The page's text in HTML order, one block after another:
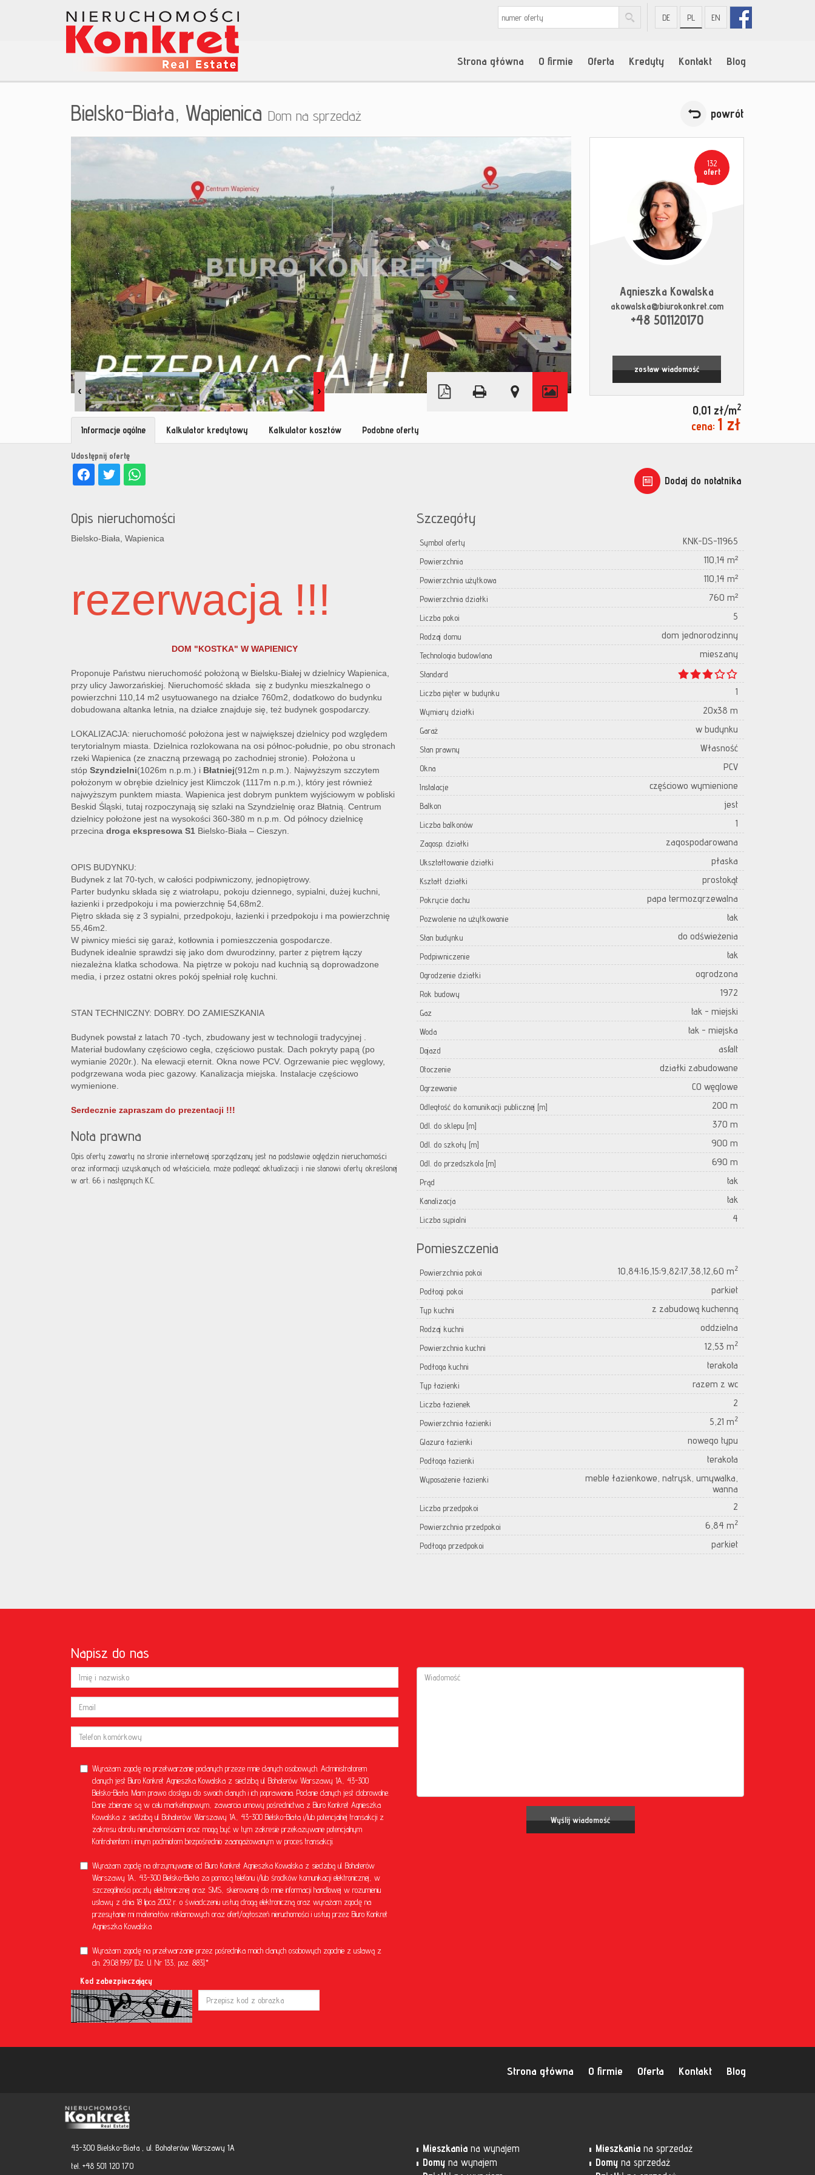
DE PL EN
Strona główna O firmie Oferta Kredyty Kontakt Blog
Bielsko-Biała, Wapienica Dom na sprzedaż powrót
Leaflet|© MapTiler ©OpenStreetMap contributors
132
ofert
Agnieszka Kowalska
akowalska@biurokonkret.com
+48 501120170
zostaw wiadomość
0,01 zł/m2
cena: 1 zł
Dodaj do notatnika
Udostępnij ofertę
Informacje ogólne Kalkulator kredytowy Kalkulator kosztów Podobne oferty
Opis nieruchomości
Bielsko-Biała, Wapienica
rezerwacja !!!
DOM "KOSTKA" W WAPIENICY
Proponuje Państwu nieruchomość położoną w Bielsku-Białej w dzielnicy Wapienica,
przy ulicy Jaworzańskiej. Nieruchomość składa się z budynku mieszkalnego o
powierzchni 110,14 m2 usytuowanego na działce 760m2, dodatkowo do budynku
dobudowana altanka letnia, na działce znajduje się, też budynek gospodarczy.
LOKALIZACJA: nieruchomość położona jest w największej dzielnicy pod względem
terytorialnym miasta. Dzielnica rozlokowana na osi północ-południe, po obu stronach
rzeki Wapienica (ze znaczną przewagą po zachodniej stronie). Położona u
stóp Szyndzielni(1026m n.p.m.) i Błatniej(912m n.p.m.). Najwyższym szczytem
położonym w obrębie dzielnicy jest Klimczok (1117m n.p.m.), który jest również
najwyższym punktem miasta. Wapienica jest dobrym punktem wyjściowym w pobliski
Beskid Śląski, tutaj rozpoczynają się szlaki na Szyndzielnię oraz Błatnią. Centrum
dzielnicy położone jest na wysokości 360-380 m n.p.m. Od północy dzielnicę
przecina droga ekspresowa S1 Bielsko-Biała – Cieszyn.
OPIS BUDYNKU:
Budynek z lat 70-tych, w całości podpiwniczony, jednopiętrowy.
Parter budynku składa się z wiatrołapu, pokoju dziennego, sypialni, dużej kuchni,
łazienki i przedpokoju i ma powierzchnię 54,68m2.
Piętro składa się z 3 sypialni, przedpokoju, łazienki i przedpokoju i ma powierzchnię
55,46m2.
W piwnicy mieści się garaż, kotłownia i pomieszczenia gospodarcze.
Budynek idealnie sprawdzi się jako dom dwurodzinny, parter z piętrem łączy
niezależna klatka schodowa. Na piętrze w pokoju nad kuchnią są doprowadzone
media, i przez ostatni okres pokój spełniał rolę kuchni.
STAN TECHNICZNY: DOBRY. DO ZAMIESZKANIA
Budynek powstał z latach 70 -tych, zbudowany jest w technologii tradycyjnej .
Materiał budowlany częściowo cegła, częściowo pustak. Dach pokryty papą (po
wymianie 2020r.). Na elewacji eternit. Okna nowe PCV. Ogrzewanie piec węglowy,
podgrzewana woda piec gazowy. Kanalizacja miejska. Instalacje częściowo
wymienione.
Serdecznie zapraszam do prezentacji !!!
Nota prawna
Opis oferty zawarty na stronie internetowej sporządzany jest na podstawie oględzin nieruchomości
oraz informacji uzyskanych od właściciela, może podlegać aktualizacji i nie stanowi oferty określonej
w art. 66 i następnych K.C.
Szczegóły
Symbol oferty KNK-DS-11965
Powierzchnia 110,14 m²
Powierzchnia użytkowa 110,14 m²
Powierzchnia działki 760 m²
Liczba pokoi 5
Rodzaj domu dom jednorodzinny
Technologia budowlana mieszany
Standard
Liczba pięter w budynku
1
Wymiary działki 20x38 m
Garaż w budynku
Stan prawny Własność
Okna PCV
Instalacje częściowo wymienione
Balkon jest
Liczba balkonów 1
Zagosp. działki zagospodarowana
Ukształtowanie działki płaska
Kształt działki prostokąt
Pokrycie dachu papa termozgrzewalna
Pozwolenie na użytkowanie tak
Stan budynku do odświeżenia
Podpiwniczenie tak
Ogrodzenie działki ogrodzona
Rok budowy 1972
Gaz tak - miejski
Woda tak - miejska
Dojazd asfalt
Otoczenie działki zabudowane
Ogrzewanie CO węglowe
Odległość do komunikacji publicznej [m] 200 m
Odl. do sklepu [m] 370 m
Odl. do szkoły [m] 900 m
Odl. do przedszkola [m] 690 m
Prąd tak
Kanalizacja tak
Liczba sypialni 4
Pomieszczenia
Powierzchnia pokoi 10,84;16,15;9,82;17,38,12,60 m2
Podłogi pokoi parkiet
Typ kuchni z zabudową kuchenną
Rodzaj kuchni oddzielna
Powierzchnia kuchni 12,53 m2
Podłoga kuchni terakota
Typ łazienki razem z wc
Liczba łazienek 2
Powierzchnia łazienki 5,21 m2
Glazura łazienki nowego typu
Podłoga łazienki terakota
Wyposażenie łazienki
meble łazienkowe, natrysk, umywalka,
wanna
Liczba przedpokoi 2
Powierzchnia przedpokoi 6,84 m2
Podłoga przedpokoi parkiet
Napisz do nas
Wyrażam zgodę na przetwarzanie podanych przeze mnie danych osobowych. Administratorem
danych jest Biuro Konkret Agnieszka Kowalska z siedzibą ul. Bohaterów Warszawy 1A, 43-300
Bielsko-Biała. Mam prawo dostępu do swoich danych i ich poprawiania. Podanie danych jest dobrowolne.
Dane zbierane są w celu marketingowym, zawarcia umowy pośrednictwa z Biuro Konkret Agnieszka
Kowalska z siedzibą ul. Bohaterów Warszawy 1A, 43-300 Bielsko-Biała i/lub potencjalnej transakcji z
zakresu obrotu nieruchomościami oraz mogą być w tym zakresie przekazywane potencjalnym
Kontrahentom i innym podmiotom bezpośrednio zaangażowanym w proces transakcji.
Wyrażam zgodę na otrzymywanie od Biuro Konkret Agnieszka Kowalska z siedzibą ul. Bohaterów
Warszawy 1A, 43-300 Bielsko-Biała za pomocą telefonu i/lub środków komunikacji elektronicznej, w
szczególności poczty elektronicznej oraz SMS, skierowanej do mnie informacji handlowej w rozumieniu
ustawy z dnia 18 lipca 2002 r. o świadczeniu usług drogą elektroniczną oraz wyrażam zgodę na
przesyłanie mi materiałów reklamowych oraz ofert/ogłoszeń nieruchomości i usług przez Biuro Konkret
Agnieszka Kowalska
Wyrażam zgodę na przetwarzanie przez pośrednika moich danych osobowych zgodnie z ustawą z
dn. 29.08.1997 (Dz. U. Nr 133, poz. 883).*
Kod zabezpieczający
Strona główna O firmie Oferta Kontakt Blog
43-300 Bielsko-Biała , ul. Bohaterów Warszawy 1A
tel. +48 501 120 170
Mieszkania na wynajem
Domy na wynajem
Mieszkania na sprzedaż
Domy na sprzedaż